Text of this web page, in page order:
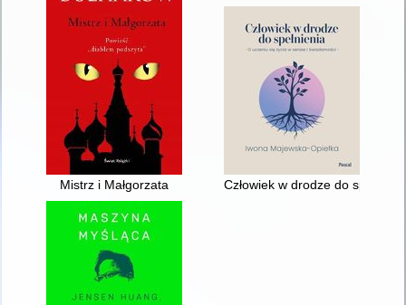
Mistrz i Małgorzata Człowiek w drodze do